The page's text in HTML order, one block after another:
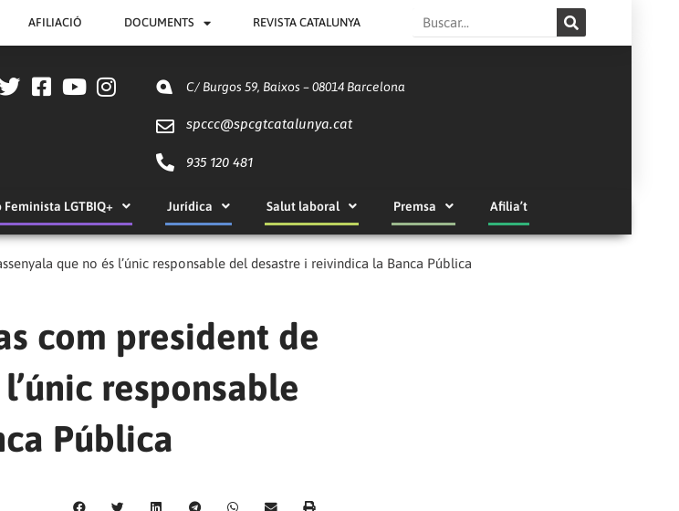
AFILIACIÓ DOCUMENTS REVISTA CATALUNYA Search
C/ Burgos 59, Baixos – 08014 Barcelona
spccc@spcgtcatalunya.cat
935 120 481
Feminista LGTBIQ+ Jurídica Salut laboral Premsa Afilia’t
que no és l’únic responsable del desastre i reivindica la Banca Pública
com president de
responsable
Pública